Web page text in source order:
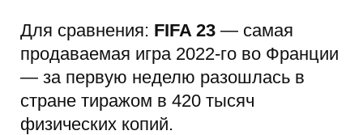
Для сравнения: FIFA 23 — самая
продаваемая игра 2022-го во Франции
— за первую неделю разошлась в
стране тиражом в 420 тысяч
физических копий.